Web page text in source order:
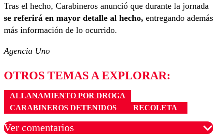
Tras el hecho, Carabineros anunció que durante la jornada
se referirá en mayor detalle al hecho, entregando además
más información de lo ocurrido.
Agencia Uno
OTROS TEMAS A EXPLORAR:
ALLANAMIENTO POR DROGA
CARABINEROS DETENIDOS
RECOLETA
Ver comentarios